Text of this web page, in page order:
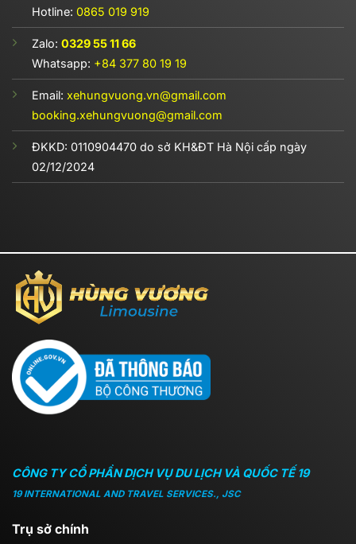
Hotline: 0865 019 919
Zalo: 0329 55 11 66
Whatsapp: +84 377 80 19 19
Email: xehungvuong.vn@gmail.com
booking.xehungvuong@gmail.com
ĐKKD: 0110904470do sở KH&ĐT Hà Nội cấp ngày
02/12/2024
CÔNG TY CỔ PHẦN DỊCH VỤ DU LỊCH VÀ QUỐC TẾ 19
19 INTERNATIONAL AND TRAVEL SERVICES., JSC
Trụ sở chính